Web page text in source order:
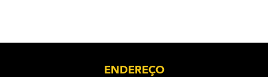
ENDEREÇO